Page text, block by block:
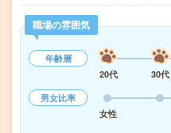
職場の雰囲気
年齢層
20代
30代
男女比率
女性